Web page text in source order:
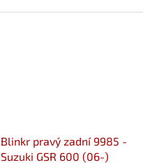
Blinkr pravý zadní 9985 -
Suzuki GSR 600 (06-)